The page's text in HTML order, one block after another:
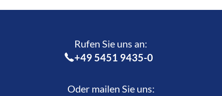
Rufen Sie uns an:­
+49 5451 9435-0
Oder mailen Sie uns: